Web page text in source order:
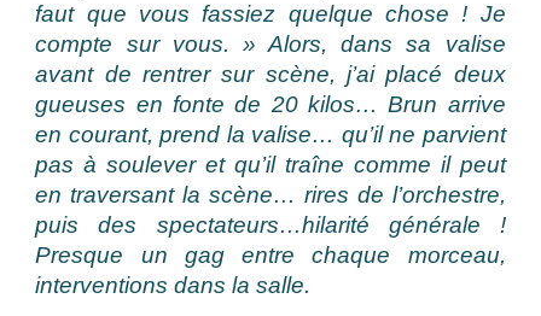
faut que vous fassiez quelque chose ! Je
compte sur vous. » Alors, dans sa valise
avant de rentrer sur scène, j’ai placé deux
gueuses en fonte de 20 kilos… Brun arrive
en courant, prend la valise… qu’il ne parvient
pas à soulever et qu’il traîne comme il peut
en traversant la scène… rires de l’orchestre,
puis des spectateurs…hilarité générale !
Presque un gag entre chaque morceau,
interventions dans la salle.